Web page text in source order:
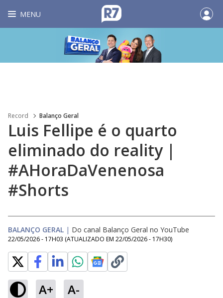
MENU
Record Balanço Geral
Luis Fellipe é o quarto
eliminado do reality |
#AHoraDaVenenosa
#Shorts
BALANÇO GERAL | Do canal Balanço Geral no YouTube
22/05/2026 - 17H03 (ATUALIZADO EM 22/05/2026 - 17H30)
A+ A-